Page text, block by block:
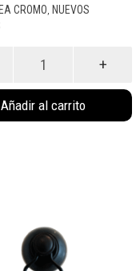
CROMO, NUEVOS
Añadir al carrito